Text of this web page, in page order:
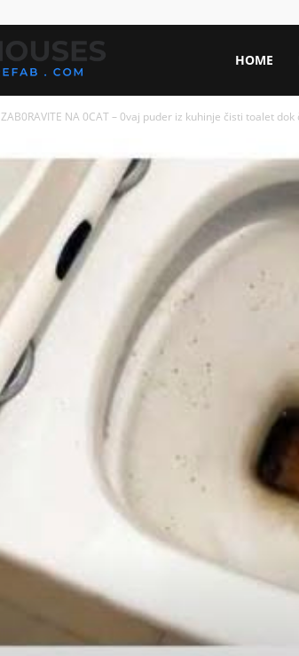
sve
HOME
ZAB0RAVITE NA 0CAT – 0vaj puder iz kuhinje čisti toalet dok